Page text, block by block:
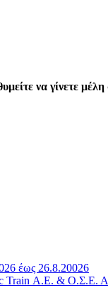
να γίνετε
έως 26.8.20026
Train Α.Ε. &